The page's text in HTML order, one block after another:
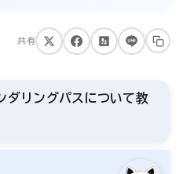
共有
ダリングパスについて教